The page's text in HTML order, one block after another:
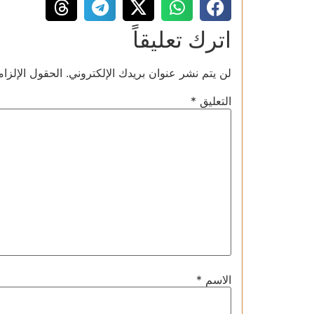
اترك تعليقاً
لن يتم نشر عنوان بريدك الإلكتروني. الحقول
التعليق *
الاسم *